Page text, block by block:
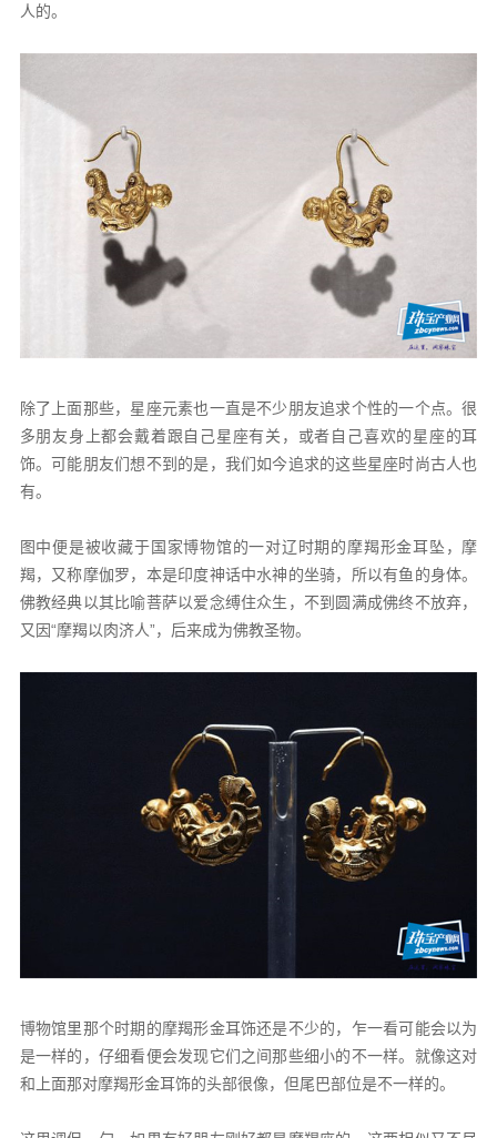
人的。
除了上面那些，星座元素也一直是不少朋友追求个性的一个点。很
多朋友身上都会戴着跟自己星座有关，或者自己喜欢的星座的耳
饰。可能朋友们想不到的是，我们如今追求的这些星座时尚古人也
有。
图中便是被收藏于国家博物馆的一对辽时期的摩羯形金耳坠，摩
羯，又称摩伽罗，本是印度神话中水神的坐骑，所以有鱼的身体。
佛教经典以其比喻菩萨以爱念缚住众生，不到圆满成佛终不放弃，
又因“摩羯以肉济人”，后来成为佛教圣物。
博物馆里那个时期的摩羯形金耳饰还是不少的，乍一看可能会以为
是一样的，仔细看便会发现它们之间那些细小的不一样。就像这对
和上面那对摩羯形金耳饰的头部很像，但尾巴部位是不一样的。